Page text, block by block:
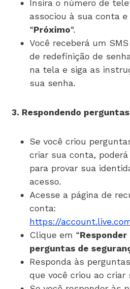
Insira o número de
associou à sua conta
“Próximo“.
Você receberá um
de redefinição de
na tela e siga as
sua senha.
3. Respondendo
Se você criou
criar sua conta,
para provar sua
acesso.
Acesse a página de
conta:
https://
Clique em “Responder
perguntas de
Responda às
que você criou ao criar